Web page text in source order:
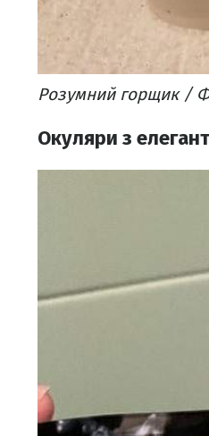
Розумний горщик /
Окуляри з